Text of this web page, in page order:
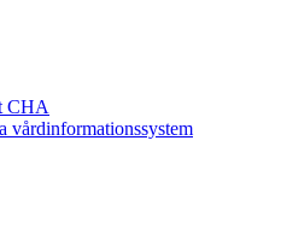
CHA
vårdinformationssystem